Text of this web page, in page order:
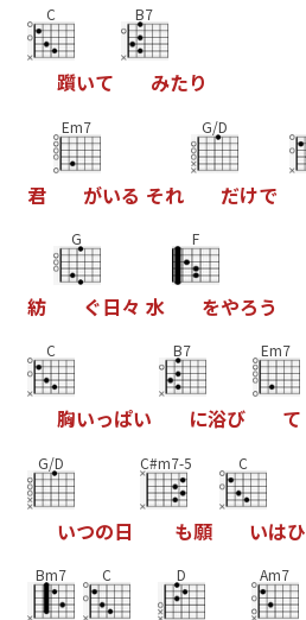
C
躓いて
B7
みたり
君
Em7
がいる それ
G/D
だけで
紡
G
ぐ日々 水
F
をやろう
C
胸いっぱい
B7
に浴び
Em7
て
G/D
いつの日
C#m7-5
も願
C
いはひ
Bm7 C D Am7